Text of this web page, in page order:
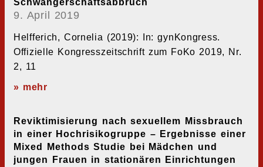
Schwangerschaftsabbruch
9. April 2019
Helfferich, Cornelia (2019): In: gynKongress.
Offizielle Kongresszeitschrift zum FoKo 2019, Nr.
2, 11
» mehr
Reviktimisierung nach sexuellem Missbrauch
in einer Hochrisikogruppe – Ergebnisse einer
Mixed Methods Studie bei Mädchen und
jungen Frauen in stationären Einrichtungen